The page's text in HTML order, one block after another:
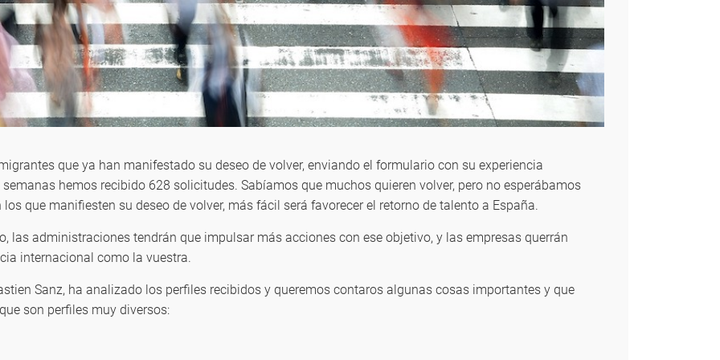
que ya han manifestado su deseo de volver, enviando el formulario con su experiencia
hemos recibido 628 solicitudes. Sabíamos que muchos quieren volver, pero no esperábamos
que manifiesten su deseo de volver, más fácil será favorecer el retorno de talento a España.
las administraciones tendrán que impulsar más acciones con ese objetivo, y las empresas querrán
internacional como la vuestra.
Sanz, ha analizado los perfiles recibidos y queremos contaros algunas cosas importantes y que
son perfiles muy diversos: